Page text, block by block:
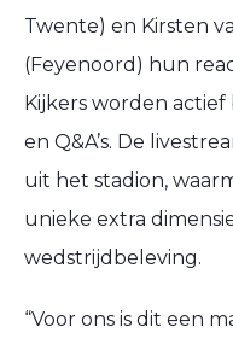
Twente) en Kirsten
(Feyenoord) hun
Kijkers worden
en Q&A’s. De
uit het stadion,
unieke extra
wedstrijdbeleving.
“Voor ons is dit een